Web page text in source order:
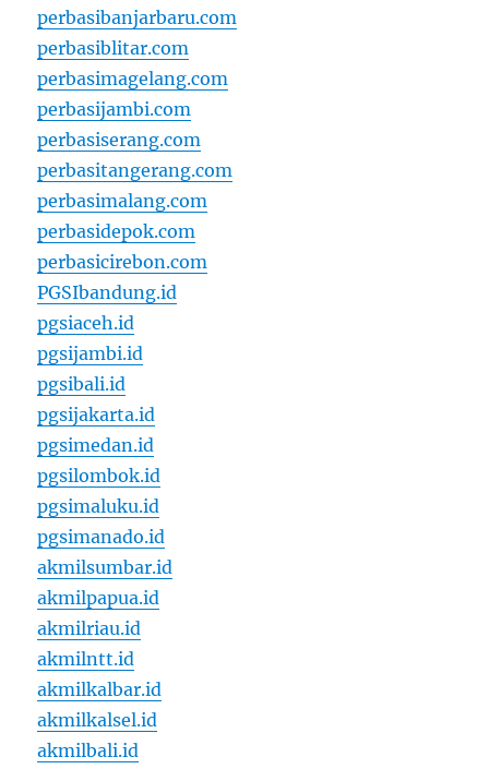
perbasibanjarbaru.com
perbasiblitar.com
perbasimagelang.com
perbasijambi.com
perbasiserang.com
perbasitangerang.com
perbasimalang.com
perbasidepok.com
perbasicirebon.com
PGSIbandung.id
pgsiaceh.id
pgsijambi.id
pgsibali.id
pgsijakarta.id
pgsimedan.id
pgsilombok.id
pgsimaluku.id
pgsimanado.id
akmilsumbar.id
akmilpapua.id
akmilriau.id
akmilntt.id
akmilkalbar.id
akmilkalsel.id
akmilbali.id